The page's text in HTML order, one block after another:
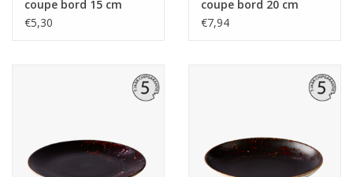
coupe bord 15 cm
€5,30
coupe bord 20 cm
€7,94